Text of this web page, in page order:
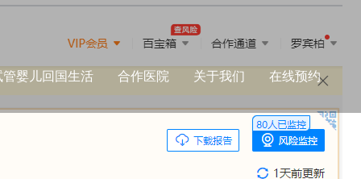
管婴儿回国生活 合作医院 关于我们 在线预约